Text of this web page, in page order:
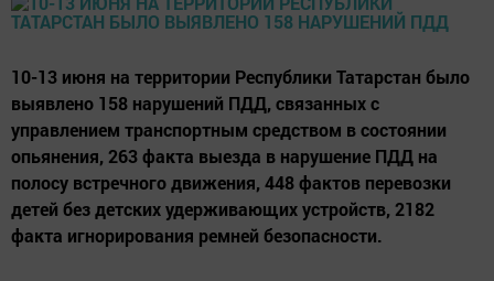
10-13 июня на территории Республики Татарстан было
выявлено 158 нарушений ПДД, связанных с
управлением транспортным средством в состоянии
опьянения, 263 факта выезда в нарушение ПДД на
полосу встречного движения, 448 фактов перевозки
детей без детских удерживающих устройств, 2182
факта игнорирования ремней безопасности.